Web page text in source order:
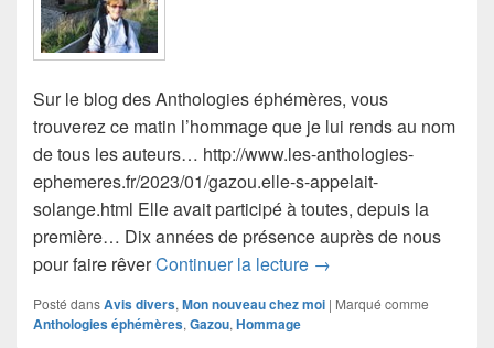
Sur le blog des Anthologies éphémères, vous
trouverez ce matin l’hommage que je lui rends au nom
de tous les auteurs… http://www.les-anthologies-
ephemeres.fr/2023/01/gazou.elle-s-appelait-
solange.html Elle avait participé à toutes, depuis la
première… Dix années de présence auprès de nous
pour faire rêverContinuer la lecture Un ange nous a quittés
→
Posté dansAvis divers, Mon nouveau chez moi | Marqué comme
Anthologies éphémères, Gazou, Hommage